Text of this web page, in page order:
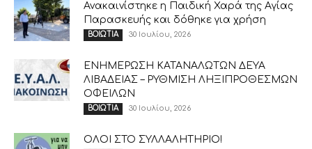
Ανακαινίστηκε η Παιδική Χαρά της Αγίας
Παρασκευής και δόθηκε για χρήση
ΒΟΙΩΤΙΑ 30 Ιουλίου, 2026
ΕΝΗΜΕΡΩΣΗ ΚΑΤΑΝΑΛΩΤΩΝ ΔΕΥΑ
ΛΙΒΑΔΕΙΑΣ – ΡΥΘΜΙΣΗ ΛΗΞΙΠΡΟΘΕΣΜΩΝ
ΟΦΕΙΛΩΝ
ΒΟΙΩΤΙΑ 30 Ιουλίου, 2026
ΟΛΟΙ ΣΤΟ ΣΥΛΛΑΛΗΤΗΡΙΟ!